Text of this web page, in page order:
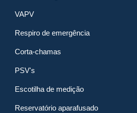
VAPV
Respiro de emergência
Corta-chamas
PSV's
Escotilha de medição
Reservatório aparafusado